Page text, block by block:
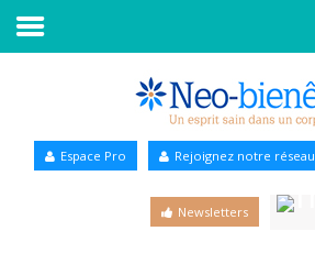
Annuaire Bien-être
Espace Pro Rejoignez notre réseau
Newsletters